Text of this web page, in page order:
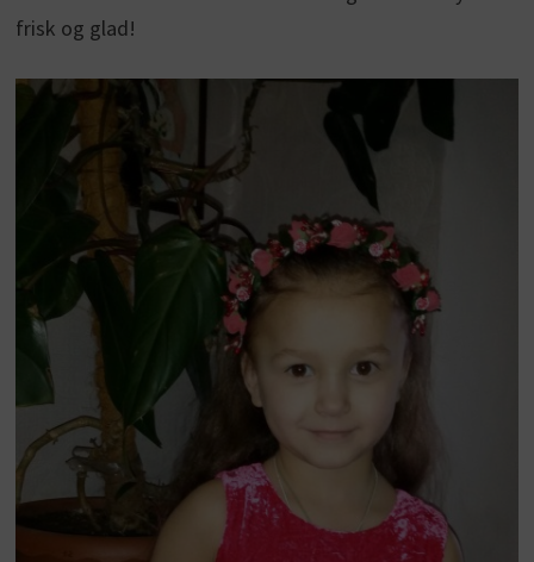
frisk og glad!